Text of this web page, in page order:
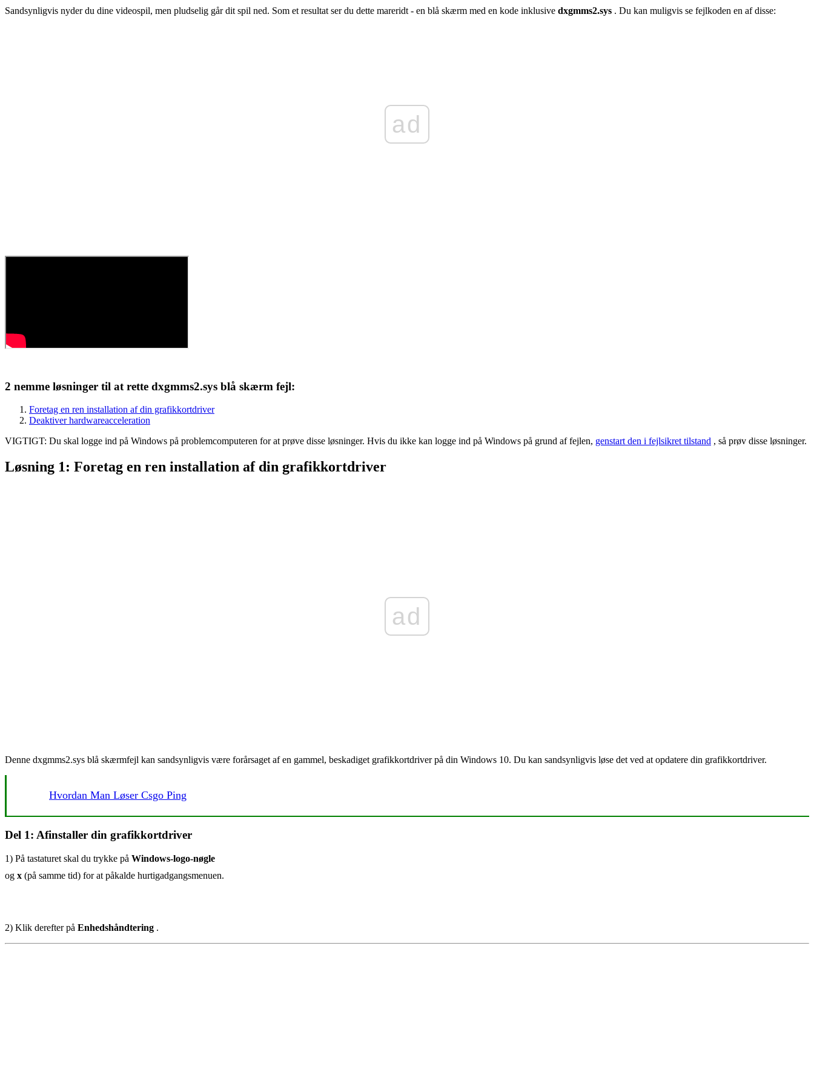
Sandsynligvis nyder du dine videospil, men pludselig går dit spil ned. Som et resultat ser du dette mareridt - en blå skærm med en kode inklusive dxgmms2.sys . Du kan muligvis se fejlkoden en af ​​disse:
ad
2 nemme løsninger til at rette dxgmms2.sys blå skærm fejl:
Foretag en ren installation af din grafikkortdriver
Deaktiver hardwareacceleration
VIGTIGT: Du skal logge ind på Windows på problemcomputeren for at prøve disse løsninger. Hvis du ikke kan logge ind på Windows på grund af fejlen, genstart den i fejlsikret tilstand , så prøv disse løsninger.
Løsning 1: Foretag en ren installation af din grafikkortdriver
ad
Denne dxgmms2.sys blå skærmfejl kan sandsynligvis være forårsaget af en gammel, beskadiget grafikkortdriver på din Windows 10. Du kan sandsynligvis løse det ved at opdatere din grafikkortdriver.
Hvordan Man Løser Csgo Ping
Del 1: Afinstaller din grafikkortdriver
1) På tastaturet skal du trykke på Windows-logo-nøgle
og x (på samme tid) for at påkalde hurtigadgangsmenuen.
2) Klik derefter på Enhedshåndtering .